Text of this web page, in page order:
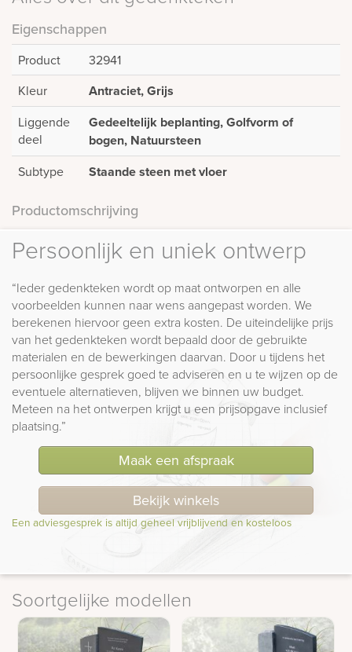
Eigenschappen
Product
32941
Kleur
Antraciet, Grijs
Liggende
deel
Gedeeltelijk beplanting, Golfvorm of
bogen, Natuursteen
Subtype Staande steen met vloer
Productomschrijving
Persoonlijk en uniek ontwerp
“Ieder gedenkteken wordt op maat ontworpen en alle
voorbeelden kunnen naar wens aangepast worden. We
berekenen hiervoor geen extra kosten. De uiteindelijke prijs
van het gedenkteken wordt bepaald door de gebruikte
materialen en de bewerkingen daarvan. Door u tijdens het
persoonlijke gesprek goed te adviseren en u te wijzen op de
eventuele alternatieven, blijven we binnen uw budget.
Meteen na het ontwerpen krijgt u een prijsopgave inclusief
plaatsing.”
Maak een afspraak
Bekijk winkels
Een adviesgesprek is altijd geheel vrijblijvend en kosteloos
Soortgelijke modellen